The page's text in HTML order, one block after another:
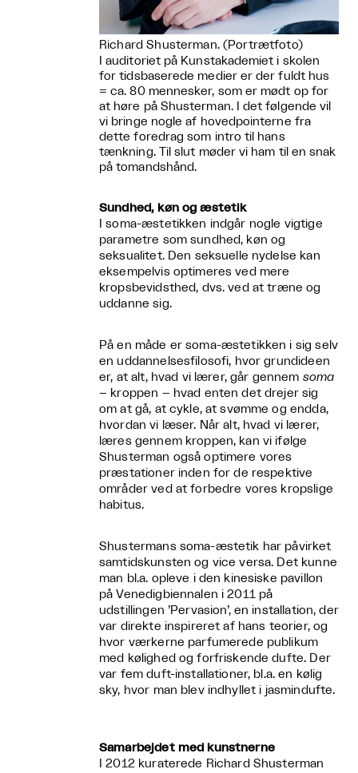
Richard Shusterman. (Portrætfoto)
I auditoriet på Kunstakademiet i skolen
for tidsbaserede medier er der fuldt hus
= ca. 80 mennesker, som er mødt op for
at høre på Shusterman. I det følgende vil
vi bringe nogle af hovedpointerne fra
dette foredrag som intro til hans
tænkning. Til slut møder vi ham til en snak
på tomandshånd.
Sundhed, køn og æstetik
I soma-æstetikken indgår nogle vigtige
parametre som sundhed, køn og
seksualitet. Den seksuelle nydelse kan
eksempelvis optimeres ved mere
kropsbevidsthed, dvs. ved at træne og
uddanne sig.
På en måde er soma-æstetikken i sig selv
en uddannelsesfilosofi, hvor grundideen
er, at alt, hvad vi lærer, går gennem soma
– kroppen – hvad enten det drejer sig
om at gå, at cykle, at svømme og endda,
hvordan vi læser. Når alt, hvad vi lærer,
læres gennem kroppen, kan vi ifølge
Shusterman også optimere vores
præstationer inden for de respektive
områder ved at forbedre vores kropslige
habitus.
Shustermans soma-æstetik har påvirket
samtidskunsten og vice versa. Det kunne
man bl.a. opleve i den kinesiske pavillon
på Venedigbiennalen i 2011 på
udstillingen ’Pervasion’, en installation, der
var direkte inspireret af hans teorier, og
hvor værkerne parfumerede publikum
med kølighed og forfriskende dufte. Der
var fem duft-installationer, bl.a. en kølig
sky, hvor man blev indhyllet i jasmindufte.
Samarbejdet med kunstnerne
I 2012 kuraterede Richard Shusterman